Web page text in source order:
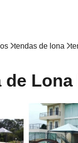
tendas de lona
de